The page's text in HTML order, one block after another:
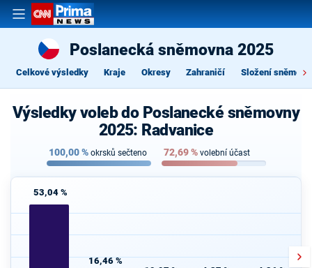
Poslanecká sněmovna 2025
Celkové výsledky Kraje Okresy Zahraničí Složení
Výsledky voleb do Poslanecké sněmovny
2025: Radvanice
100,00% okrsků sečteno 72,69% volební účast
53,04 %
16,46 %